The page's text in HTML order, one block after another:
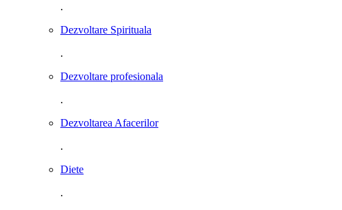
.
Dezvoltare Spirituala
.
Dezvoltare profesionala
.
Dezvoltarea Afacerilor
.
Diete
.